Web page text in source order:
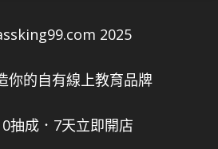
2025
你的自有線上教育品牌
抽成．7天立即開店